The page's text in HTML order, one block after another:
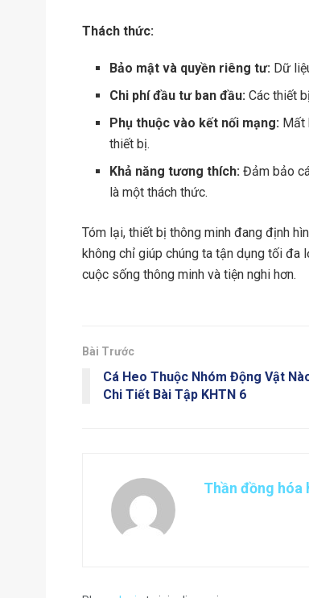
Thách thức:
Bảo mật và quyền riêng tư: Dữ
Chi phí đầu tư ban đầu: Các thiết
Phụ thuộc vào kết nối mạng: Mất
thiết bị.
Khả năng tương thích: Đảm bảo
là một thách thức.
Tóm lại, thiết bị thông minh đang định
không chỉ giúp chúng ta tận dụng tối đa
cuộc sống thông minh và tiện nghi hơn.
Bài Trước
Cá Heo Thuộc Nhóm Động Vật
Chi Tiết Bài Tập KHTN 6
Thần đồng hóa